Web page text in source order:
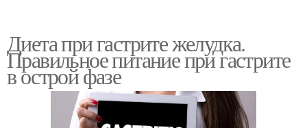
Диета при гастрите желудка.
Правильное питание при гастрите
в острой фазе